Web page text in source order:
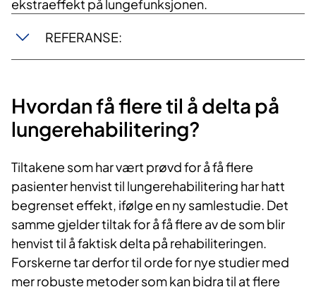
ekstraeffekt på lungefunksjonen.
REFERANSE:
Hvordan få flere til å delta på
lungerehabilitering?
Tiltakene som har vært prøvd for å få flere
pasienter henvist til lungerehabilitering har hatt
begrenset effekt, ifølge en ny samlestudie. Det
samme gjelder tiltak for å få flere av de som blir
henvist til å faktisk delta på rehabiliteringen.
Forskerne tar derfor til orde for nye studier med
mer robuste metoder som kan bidra til at flere